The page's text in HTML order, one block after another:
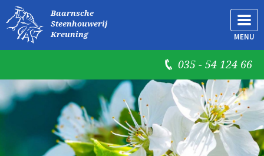
Baarnsche
Steenhouwerij
Kreuning
MENU
035 - 54 124 66